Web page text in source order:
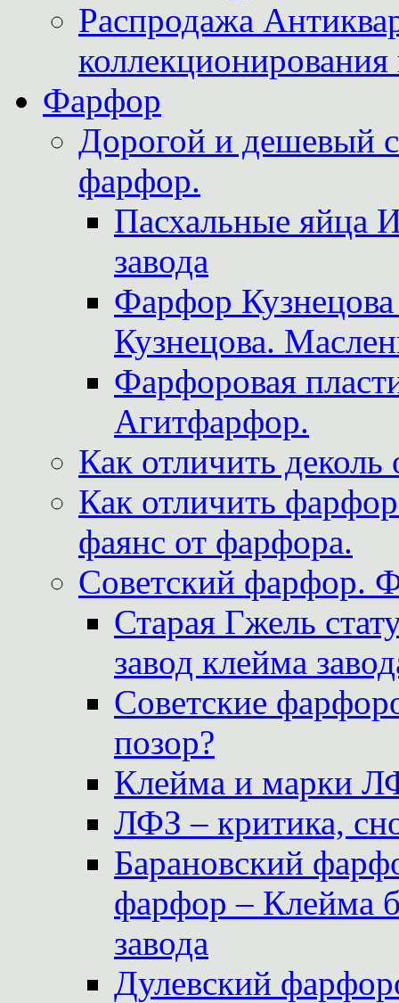
Распродажа
Фарфор
Дорогой и дешевый
фарфор.
Пасхальные яйца
завода
Фарфор
Кузнецова.
Фарфоровая
Агитфарфор.
Как отличить
Как отличить
фаянс от фарфора.
Советский фарфор.
Старая Гжель
завод клейма
Советские
позор?
Клейма и марки
ЛФЗ – критика,
Барановский
фарфор – Клейма
завода
Дулевский